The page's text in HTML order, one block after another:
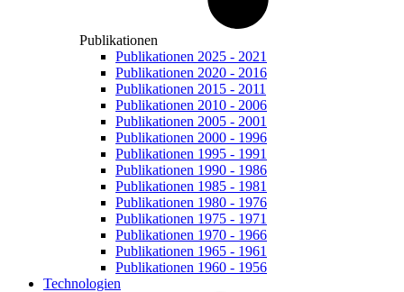
Publikationen
Publikationen 2025 - 2021
Publikationen 2020 - 2016
Publikationen 2015 - 2011
Publikationen 2010 - 2006
Publikationen 2005 - 2001
Publikationen 2000 - 1996
Publikationen 1995 - 1991
Publikationen 1990 - 1986
Publikationen 1985 - 1981
Publikationen 1980 - 1976
Publikationen 1975 - 1971
Publikationen 1970 - 1966
Publikationen 1965 - 1961
Publikationen 1960 - 1956
Technologien